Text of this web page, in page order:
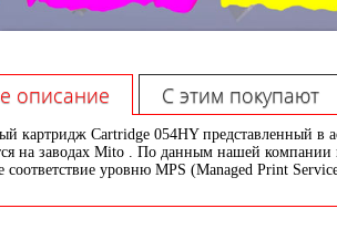
описание
картридж Cartridge 054HY представленный в
на заводах Mito . По данным нашей компании
соответствие уровню MPS (Managed Print
С этим покупают